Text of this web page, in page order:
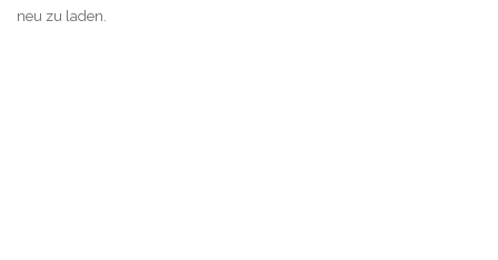
neu zu laden.